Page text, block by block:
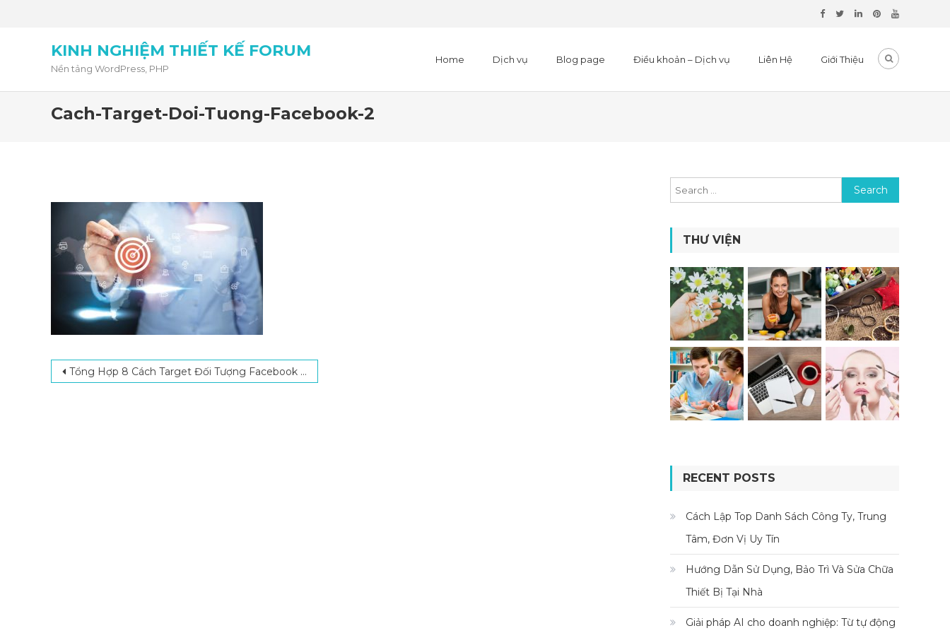
KINH NGHIỆM THIẾT KẾ FORUM
Nền tảng WordPress, PHP
Home Dịch vụ Blog page Điều khoản – Dịch vụ Liên Hệ Giới Thiệu
Cach-Target-Doi-Tuong-Facebook-2
Post navigation
Tổng Hợp 8 Cách Target Đối Tượng Facebook Hiệu Quả, Tối Đa Hóa Doanh Thu
Search for:
THƯ VIỆN
RECENT POSTS
Cách Lập Top Danh Sách Công Ty, Trung
Tâm, Đơn Vị Uy Tín
Hướng Dẫn Sử Dụng, Bảo Trì Và Sửa Chữa
Thiết Bị Tại Nhà
Giải pháp AI cho doanh nghiệp: Từ tự động